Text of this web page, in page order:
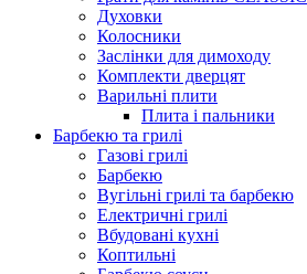
Духовки
Колосники
Заслінки для димоходу
Комплекти дверцят
Варильні плити
Плита і пальники
Барбекю та грилі
Газові грилі
Барбекю
Вугільні грилі та барбекю
Електричні грилі
Вбудовані кухні
Коптильні